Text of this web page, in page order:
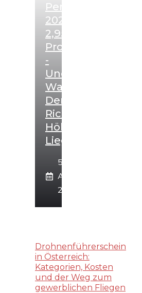
Pensionserhöhung
2027:
2,95
Prozent
-
Und
Warum
Der
Richtwert
Höher
Liegt
5.
August
2026
Drohnenführerschein
in Österreich:
Kategorien, Kosten
und der Weg zum
gewerblichen Fliegen